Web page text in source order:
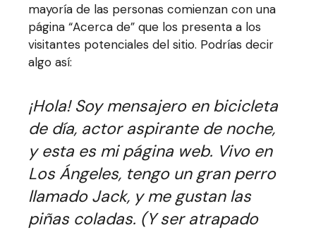
mayoría de las personas comienzan con una
página “Acerca de” que los presenta a los
visitantes potenciales del sitio. Podrías decir
algo así:
¡Hola! Soy mensajero en bicicleta
de día, actor aspirante de noche,
y esta es mi página web. Vivo en
Los Ángeles, tengo un gran perro
llamado Jack, y me gustan las
piñas coladas. (Y ser atrapado